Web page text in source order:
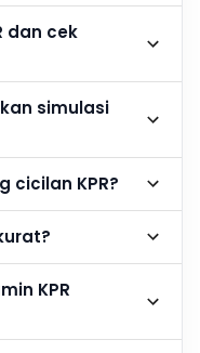
dan cek
simulasi
cicilan KPR?
KPR